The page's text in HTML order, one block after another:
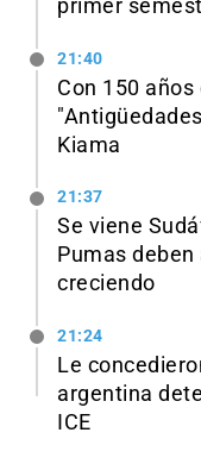
primer
21:40
Con 150
Kiama
21:37
Se viene
Pumas
creciendo
21:24
Le
argentina
ICE